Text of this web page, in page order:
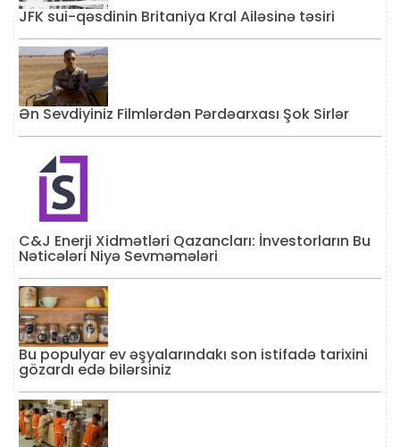
JFK sui-qəsdinin Britaniya Kral Ailəsinə təsiri
Ən Sevdiyiniz Filmlərdən Pərdəarxası Şok Sirlər
C&J Enerji Xidmətləri Qazancları: İnvestorların Bu
Nəticələri Niyə Sevməmələri
Bu populyar ev əşyalarındakı son istifadə tarixini
gözardı edə bilərsiniz